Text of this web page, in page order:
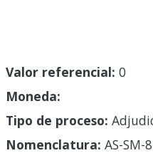
Valor referencial: 0
Moneda:
Tipo de proceso:
Nomenclatura: AS-SM-